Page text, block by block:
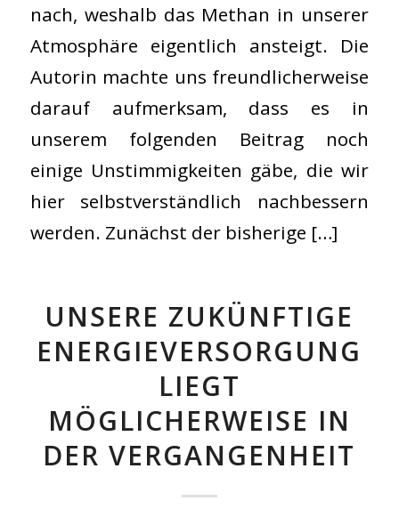
nach, weshalb das Methan in unserer
Atmosphäre eigentlich ansteigt. Die
Autorin machte uns freundlicherweise
darauf aufmerksam, dass es in
unserem folgenden Beitrag noch
einige Unstimmigkeiten gäbe, die wir
hier selbstverständlich nachbessern
werden. Zunächst der bisherige […]
UNSERE ZUKÜNFTIGE
ENERGIEVERSORGUNG
LIEGT
MÖGLICHERWEISE IN
DER VERGANGENHEIT